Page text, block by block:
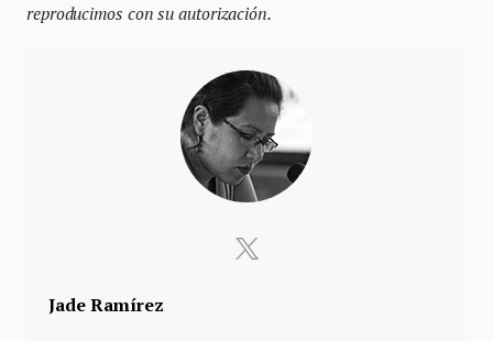
reproducimos con su autorización.
Jade Ramírez